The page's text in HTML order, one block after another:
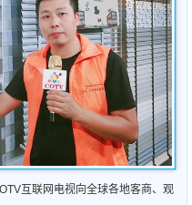
互联网电视向全球各地客商、观